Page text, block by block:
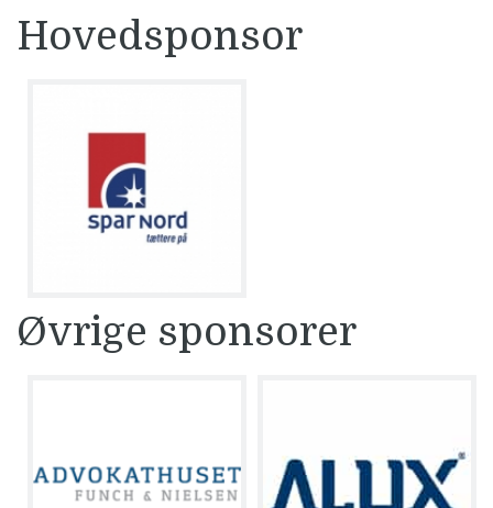
Hovedsponsor
Øvrige sponsorer